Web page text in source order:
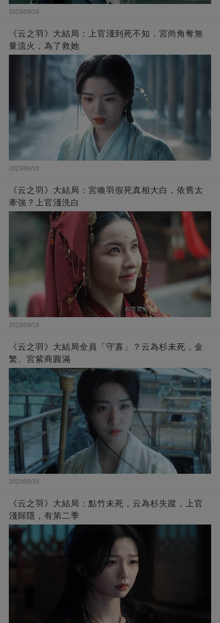
2023/09/18
《云之羽》大結局：上官淺到死不知，宮尚角奪無
量流火，為了救她
2023/09/16
《云之羽》大結局：宮喚羽假死真相大白，依舊太
牽強？上官淺洗白
2023/09/16
《云之羽》大結局全員「守寡」？云為杉未死，金
繁、宮紫商圓滿
2023/09/16
《云之羽》大結局：點竹未死，云為杉失蹤，上官
淺歸隱，有第二季